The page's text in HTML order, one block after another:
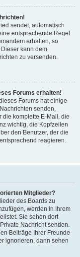
sendet, automatisch
entsprechende Regel
erhalten, so
kann dem
zu versenden.
Forums erhalten!
Forums hat einige
senden,
die komplette E-Mail, die
wichtig, die Kopfzeilen
den Benutzer, der die
reagieren.
Mitglieder?
des Boards zu
werden in Ihrem
Sie sehen dort
Nachricht senden.
Beiträge Ihrer Freunde
ignorieren, dann sehen